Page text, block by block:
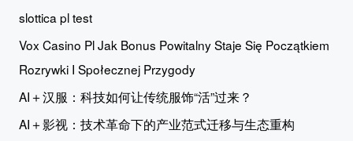
slottica pl test
Vox Casino Pl Jak Bonus Powitalny Staje Się Początkiem
Rozrywki I Społecznej Przygody
AI＋汉服：科技如何让传统服饰“活”过来？
AI＋影视：技术革命下的产业范式迁移与生态重构